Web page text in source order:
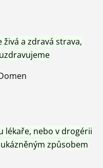
živá a zdravá strava,
lékaře, nebo v drogérii
způsobem